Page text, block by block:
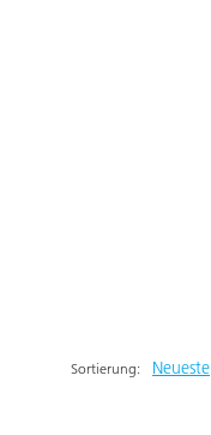
Sortierung: Neueste